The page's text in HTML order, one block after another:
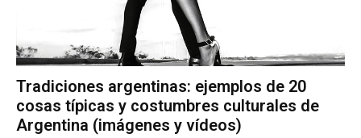
Tradiciones argentinas: ejemplos de 20
cosas típicas y costumbres culturales de
Argentina (imágenes y vídeos)